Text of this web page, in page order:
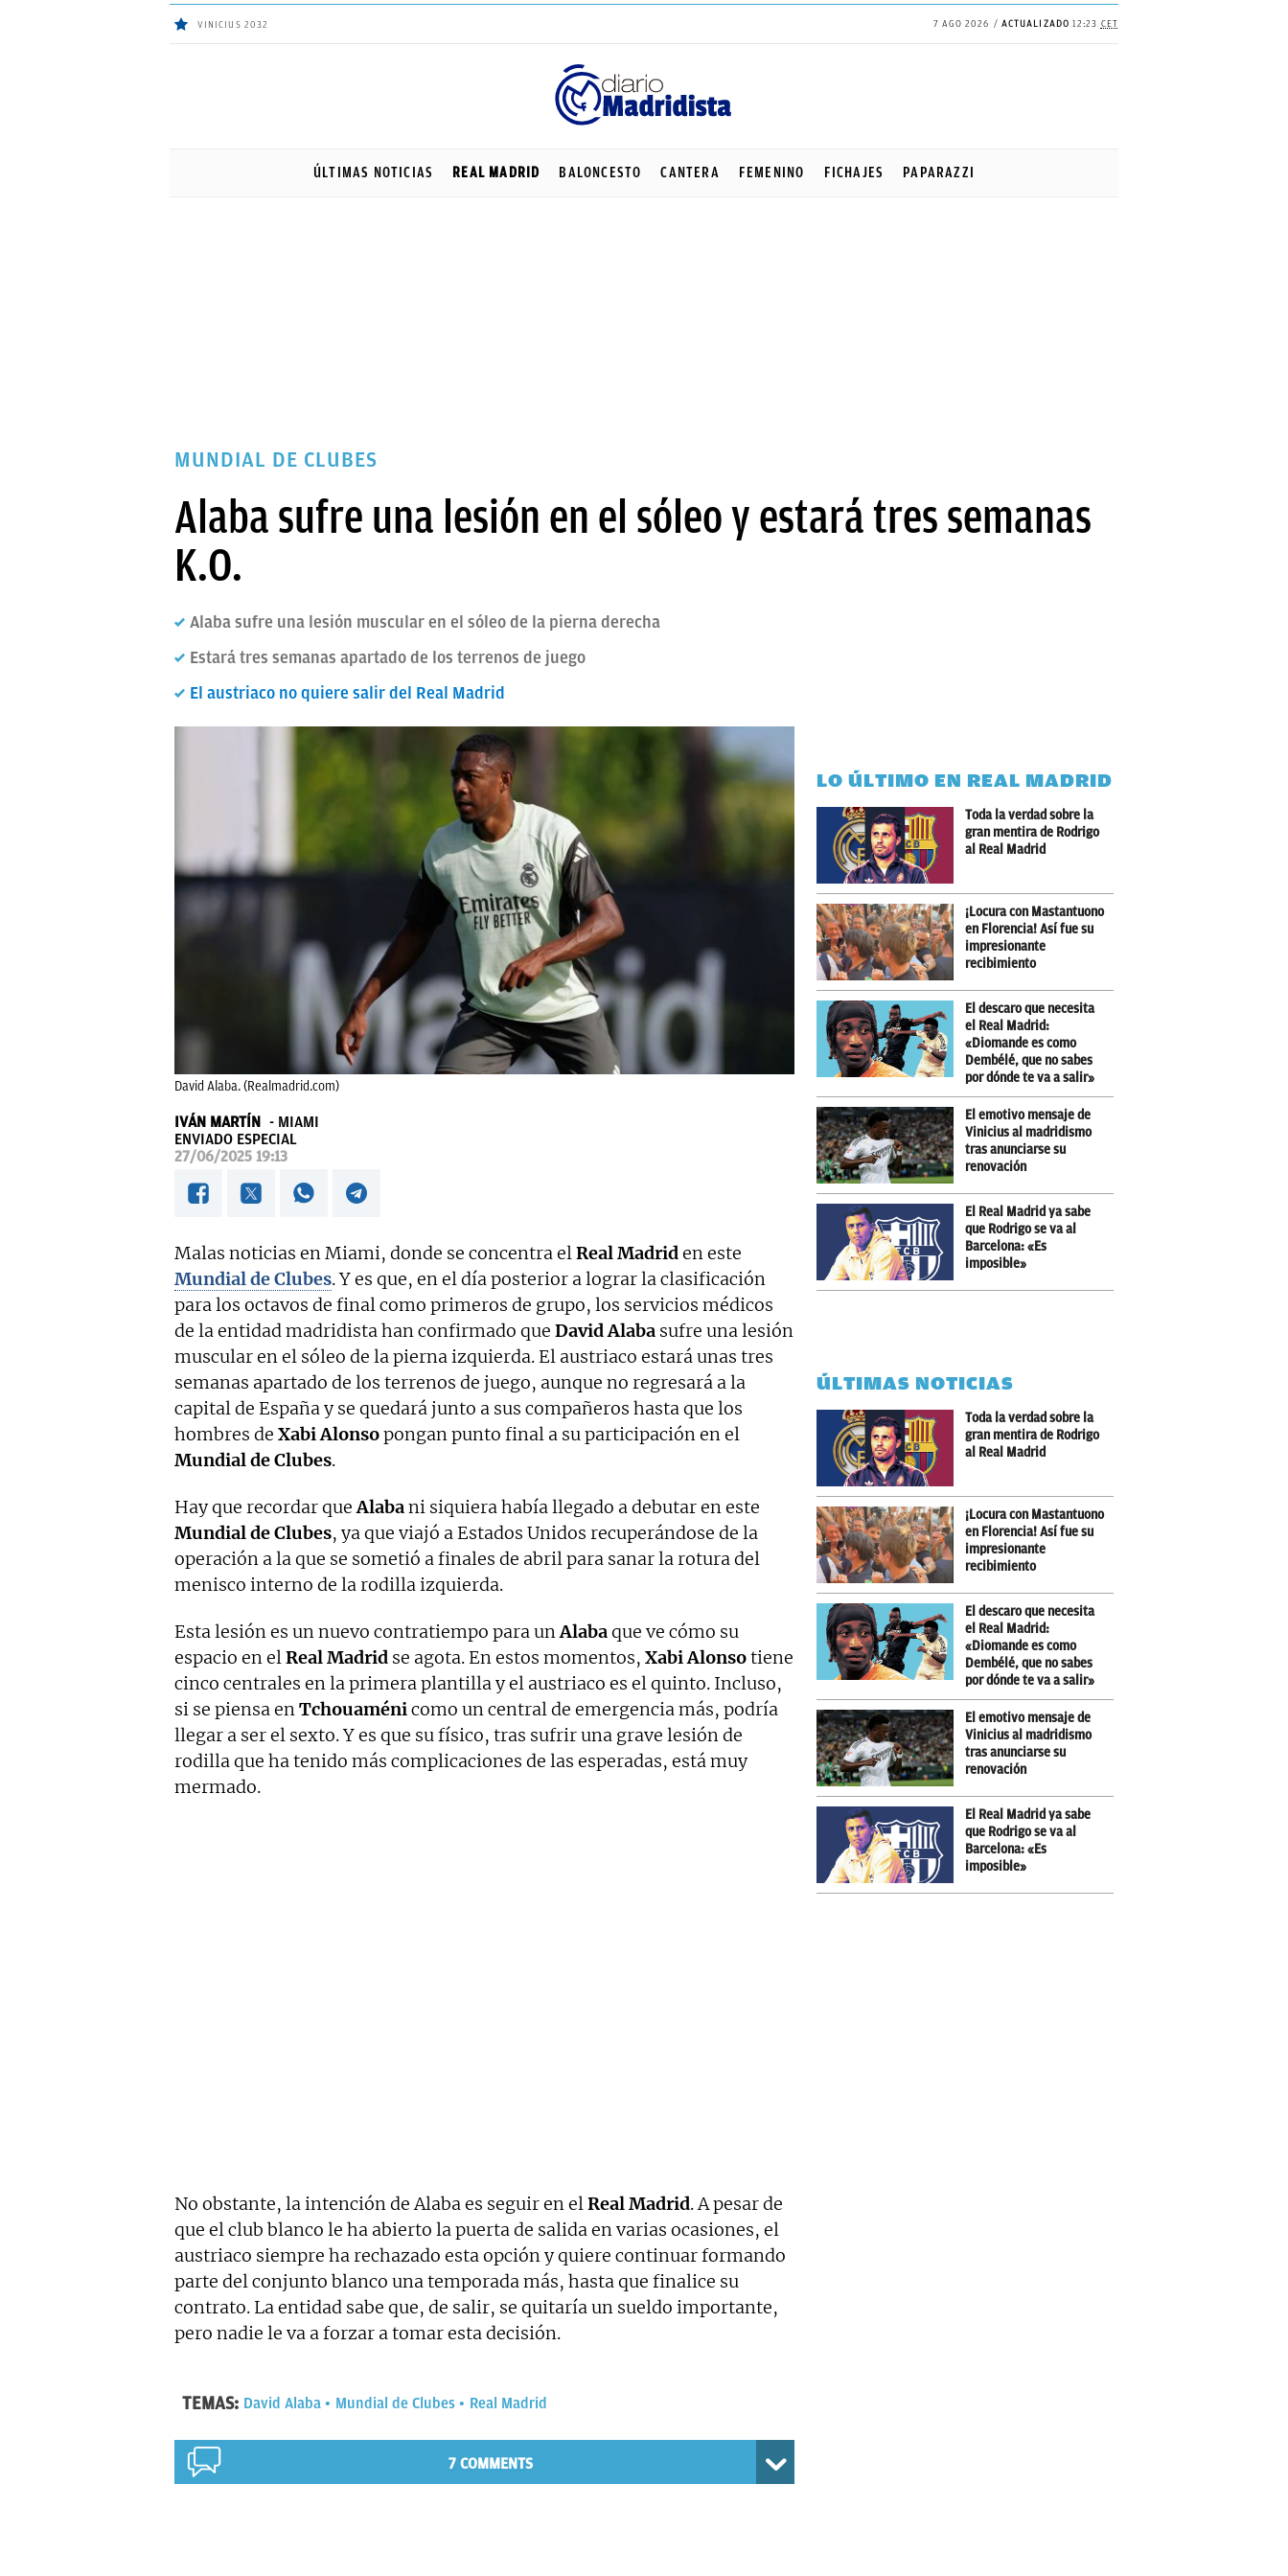
VINICIUS 2032 7 AGO 2026 ACTUALIZADO 12:23 CET
ÚLTIMAS NOTICIAS REAL MADRID BALONCESTO CANTERA FEMENINO FICHAJES PAPARAZZI
MUNDIAL DE CLUBES
Alaba sufre una lesión en el sóleo y estará tres semanas
K.O.
Alaba sufre una lesión muscular en el sóleo de la pierna derecha
Estará tres semanas apartado de los terrenos de juego
El austriaco no quiere salir del Real Madrid
David Alaba. (Realmadrid.com)
IVÁN MARTÍN
MIAMI
ENVIADO ESPECIAL
27/06/2025 19:13
Malas noticias en Miami, donde se concentra elReal Madriden este
Mundial de Clubes. Y es que, en el día posterior a lograr la clasificación
para los octavos de final como primeros de grupo, los servicios médicos
de la entidad madridista han confirmado que David Alaba sufre una lesión
muscular en el sóleo de la pierna izquierda. El austriaco estará unas tres
semanas apartado de los terrenos de juego, aunque no regresará a la
capital de España y se quedará junto a sus compañeros hasta que los
hombres de Xabi Alonsopongan punto final a su participación en el
Mundial de Clubes.
Hay que recordar queAlabani siquiera había llegado a debutar en este
Mundial de Clubes, ya que viajó a Estados Unidos recuperándose de la
operación a la que se sometió a finales de abril para sanar la rotura del
menisco interno de la rodilla izquierda.
Esta lesión es un nuevo contratiempo para unAlabaque ve cómo su
espacio en elReal Madrid se agota. En estos momentos, Xabi Alonsotiene
cinco centrales en la primera plantilla y el austriaco es el quinto. Incluso,
si se piensa enTchouaménicomo un central de emergencia más, podría
llegar a ser el sexto. Y es que su físico, tras sufrir una grave lesión de
rodilla que ha tenido más complicaciones de las esperadas, está muy
mermado.
No obstante, la intención de Alaba es seguir en elReal Madrid. A pesar de
que el club blanco le ha abierto la puerta de salida en varias ocasiones, el
austriaco siempre ha rechazado esta opción y quiere continuar formando
parte del conjunto blanco una temporada más, hasta que finalice su
contrato. La entidad sabe que, de salir, se quitaría un sueldo importante,
pero nadie le va a forzar a tomar esta decisión.
TEMAS: David Alaba Mundial de Clubes Real Madrid
7 COMMENTS
LO ÚLTIMO EN REAL MADRID
Toda la verdad sobre la
gran mentira de Rodrigo
al Real Madrid
¡Locura con Mastantuono
en Florencia! Así fue su
impresionante
recibimiento
El descaro que necesita
el Real Madrid:
«Diomande es como
Dembélé, que no sabes
por dónde te va a salir»
El emotivo mensaje de
Vinicius al madridismo
tras anunciarse su
renovación
El Real Madrid ya sabe
que Rodrigo se va al
Barcelona: «Es
imposible»
ÚLTIMAS NOTICIAS
Toda la verdad sobre la
gran mentira de Rodrigo
al Real Madrid
¡Locura con Mastantuono
en Florencia! Así fue su
impresionante
recibimiento
El descaro que necesita
el Real Madrid:
«Diomande es como
Dembélé, que no sabes
por dónde te va a salir»
El emotivo mensaje de
Vinicius al madridismo
tras anunciarse su
renovación
El Real Madrid ya sabe
que Rodrigo se va al
Barcelona: «Es
imposible»